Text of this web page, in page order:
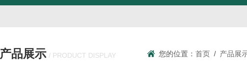
产品展示 / PRODUCT DISPLAY 您的位置：首页 / 产品展